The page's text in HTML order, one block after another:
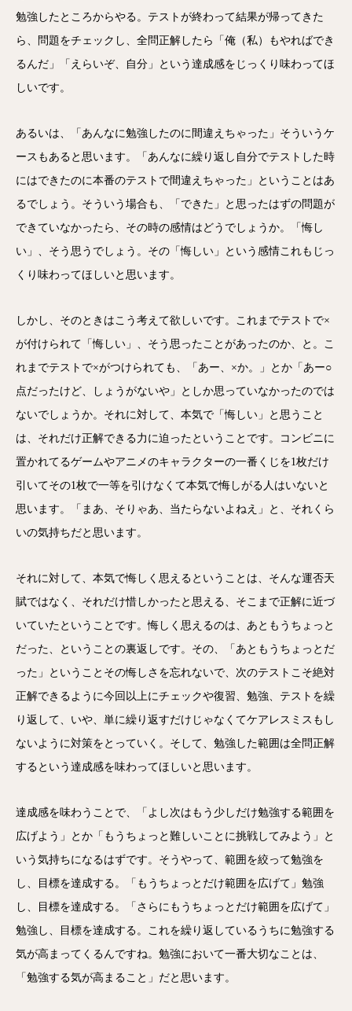
勉強したところからやる。テストが終わって結果が帰ってきた
ら、問題をチェックし、全問正解したら「俺（私）もやればでき
るんだ」「えらいぞ、自分」という達成感をじっくり味わってほ
しいです。
あるいは、「あんなに勉強したのに間違えちゃった」そういうケ
ースもあると思います。「あんなに繰り返し自分でテストした時
にはできたのに本番のテストで間違えちゃった」ということはあ
るでしょう。そういう場合も、「できた」と思ったはずの問題が
できていなかったら、その時の感情はどうでしょうか。「悔し
い」、そう思うでしょう。その「悔しい」という感情これもじっ
くり味わってほしいと思います。
しかし、そのときはこう考えて欲しいです。これまでテストで×
が付けられて「悔しい」、そう思ったことがあったのか、と。こ
れまでテストで×がつけられても、「あー、×か。」とか「あー○
点だったけど、しょうがないや」としか思っていなかったのでは
ないでしょうか。それに対して、本気で「悔しい」と思うこと
は、それだけ正解できる力に迫ったということです。コンビニに
置かれてるゲームやアニメのキャラクターの一番くじを1枚だけ
引いてその1枚で一等を引けなくて本気で悔しがる人はいないと
思います。「まあ、そりゃあ、当たらないよねえ」と、それくら
いの気持ちだと思います。
それに対して、本気で悔しく思えるということは、そんな運否天
賦ではなく、それだけ惜しかったと思える、そこまで正解に近づ
いていたということです。悔しく思えるのは、あともうちょっと
だった、ということの裏返しです。その、「あともうちょっとだ
った」ということその悔しさを忘れないで、次のテストこそ絶対
正解できるように今回以上にチェックや復習、勉強、テストを繰
り返して、いや、単に繰り返すだけじゃなくてケアレスミスもし
ないように対策をとっていく。そして、勉強した範囲は全問正解
するという達成感を味わってほしいと思います。
達成感を味わうことで、「よし次はもう少しだけ勉強する範囲を
広げよう」とか「もうちょっと難しいことに挑戦してみよう」と
いう気持ちになるはずです。そうやって、範囲を絞って勉強を
し、目標を達成する。「もうちょっとだけ範囲を広げて」勉強
し、目標を達成する。「さらにもうちょっとだけ範囲を広げて」
勉強し、目標を達成する。これを繰り返しているうちに勉強する
気が高まってくるんですね。勉強において一番大切なことは、
「勉強する気が高まること」だと思います。